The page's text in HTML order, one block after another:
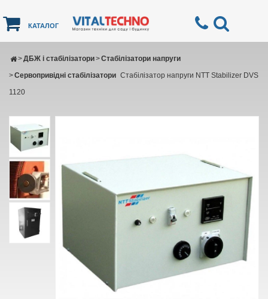
КАТАЛОГ
ДБЖ і стабілізатори
> Стабілізатори напруги
>
Сервопривідні стабілізатори
>
Cтабілізатор напруги NTT Stabilizer DVS
1120